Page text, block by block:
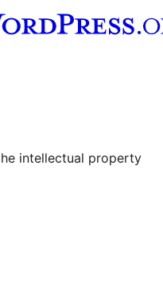
channel
Tumblr account
intellectual property